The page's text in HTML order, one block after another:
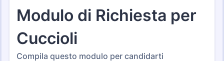
Template Modulo Domanda Adozione Animali Domestici
Template Modulo Domanda
Adozione Animali Domestici